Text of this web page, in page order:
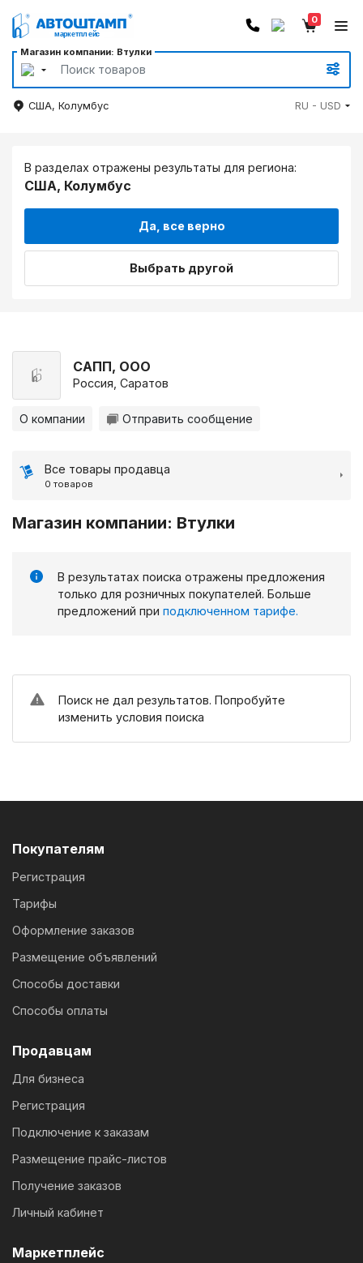
Магазин компании: Втулки
0
США, Колумбус RU - USD
В разделах отражены результаты для региона:
США, Колумбус
Да, все верно
Выбрать другой
САПП, ООО
Россия, Саратов
О компании Отправить сообщение
Все товары продавца
0 товаров
Магазин компании: Втулки
В результатах поиска отражены предложения
только для розничных покупателей. Больше
предложений при подключенном тарифе.
Поиск не дал результатов. Попробуйте
изменить условия поиска
Покупателям
Регистрация
Тарифы
Оформление заказов
Размещение объявлений
Способы доставки
Способы оплаты
Продавцам
Для бизнеса
Регистрация
Подключение к заказам
Размещение прайс-листов
Получение заказов
Личный кабинет
Маркетплейс